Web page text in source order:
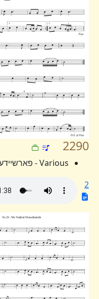
2290
Various - פארשיידענע